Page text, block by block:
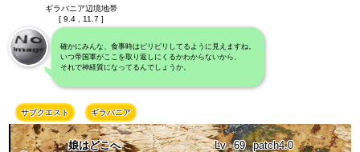
ギラバニア辺境地帯
[ 9.4 , 11.7 ]
確かにみんな、食事時はピリピリしてるように見えますね。
いつ帝国軍がここを取り返しにくるかわからないから、
それで神経質になってるんでしょうか。
サブクエスト ギラバニア
娘はどこへ Lv 69 patch4.0